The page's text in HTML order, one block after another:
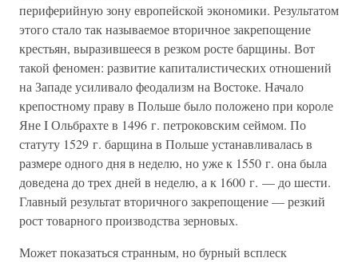
периферийную зону европейской экономики. Результатом
этого стало так называемое вторичное закрепощение
крестьян, выразившееся в резком росте барщины. Вот
такой феномен: развитие капиталистических отношений
на Западе усиливало феодализм на Востоке. Начало
крепостному праву в Польше было положено при короле
Яне I Ольбрахте в 1496 г. петроковским сеймом. По
статуту 1529 г. барщина в Польше устанавливалась в
размере одного дня в неделю, но уже к 1550 г. она была
доведена до трех дней в неделю, а к 1600 г. — до шести.
Главный результат вторичного закрепощение — резкий
рост товарного производства зерновых.
Может показаться странным, но бурный всплеск